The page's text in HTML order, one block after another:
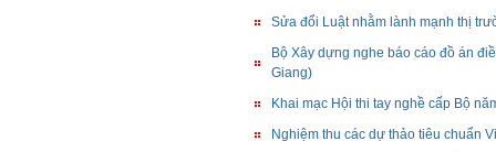
Sửa đổi Luật nhằm lành mạnh thị
Bộ Xây dựng nghe báo cáo đồ án
Giang)
Khai mạc Hội thi tay nghề cấp Bộ
Nghiệm thu các dự thảo tiêu chuẩn